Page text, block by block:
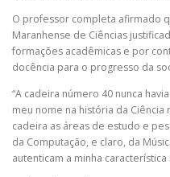
O professor completa afirmado
Maranhense de Ciências
formações acadêmicas e por
docência para o progresso da
“A cadeira número 40 nunca
meu nome na história da
cadeira as áreas de estudo e
da Computação, e claro, da
autenticam a minha